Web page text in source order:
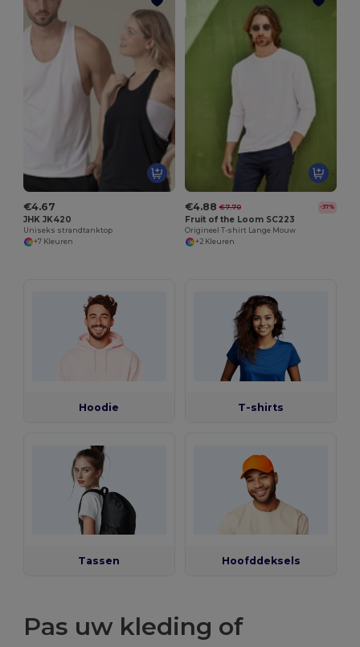
€4.67
JHK JK420
Uniseks strandtanktop
+7 Kleuren
€4.88 €7.70 -37%
Fruit of the Loom SC223
Origineel T-shirt Lange Mouw
+2 Kleuren
Hoodie T-shirts
Tassen Hoofddeksels
Pas uw kleding of